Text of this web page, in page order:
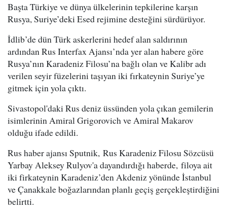
Başta Türkiye ve dünya ülkelerinin tepkilerine karşın
Rusya, Suriye’deki Esed rejimine desteğini sürdürüyor.
İdlib’de dün Türk askerlerini hedef alan saldırının
ardından Rus Interfax Ajansı’nda yer alan habere göre
Rusya’nın Karadeniz Filosu’na bağlı olan ve Kalibr adı
verilen seyir füzelerini taşıyan iki fırkateynin Suriye’ye
gitmek için yola çıktı.
Sivastopol'daki Rus deniz üssünden yola çıkan gemilerin
isimlerinin Amiral Grigorovich ve Amiral Makarov
olduğu ifade edildi.
Rus haber ajansı Sputnik, Rus Karadeniz Filosu Sözcüsü
Yarbay Aleksey Rulyov'a dayandırdığı haberde, filoya ait
iki firkateynin Karadeniz’den Akdeniz yönünde İstanbul
ve Çanakkale boğazlarından planlı geçiş gerçekleştirdiğini
belirtti.